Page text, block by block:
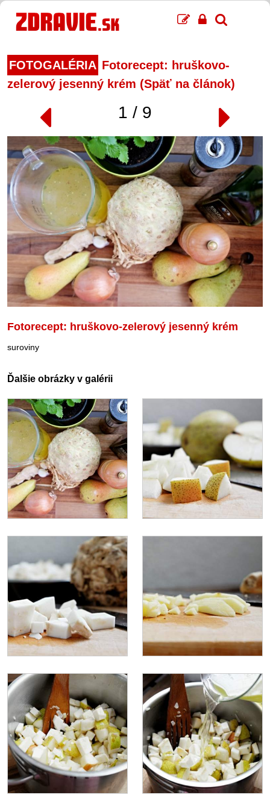
FOTOGALÉRIA Fotorecept: hruškovo-
zelerový jesenný krém (Späť na článok)
1 / 9
Fotorecept: hruškovo-zelerový jesenný krém
suroviny
Ďalšie obrázky v galérii